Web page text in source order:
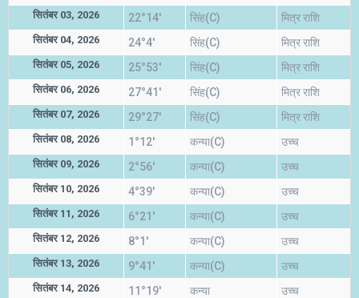
सितंबर 03, 2026 22°14' सिंह(C) मित्र राशि
सितंबर 04, 2026 24°4' सिंह(C) मित्र राशि
सितंबर 05, 2026 25°53' सिंह(C) मित्र राशि
सितंबर 06, 2026 27°41' सिंह(C) मित्र राशि
सितंबर 07, 2026 29°27' सिंह(C) मित्र राशि
सितंबर 08, 2026 1°12' कन्या(C) उच्च
सितंबर 09, 2026 2°56' कन्या(C) उच्च
सितंबर 10, 2026 4°39' कन्या(C) उच्च
सितंबर 11, 2026 6°21' कन्या(C) उच्च
सितंबर 12, 2026 8°1' कन्या(C) उच्च
सितंबर 13, 2026 9°41' कन्या(C) उच्च
सितंबर 14, 2026 11°19' कन्या उच्च